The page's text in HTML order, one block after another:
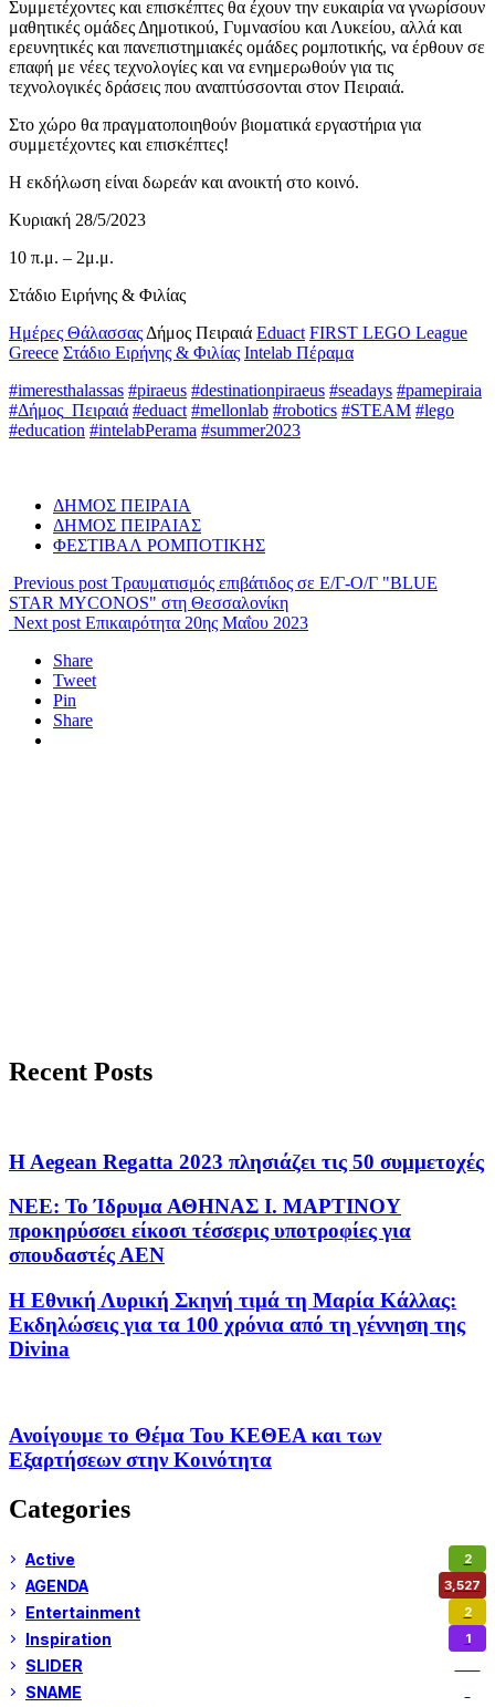
Συμμετέχοντες και επισκέπτες θα έχουν την ευκαιρία να γνωρίσουν
μαθητικές ομάδες Δημοτικού, Γυμνασίου και Λυκείου, αλλά και
ερευνητικές και πανεπιστημιακές ομάδες ρομποτικής, να έρθουν σε
επαφή με νέες τεχνολογίες και να ενημερωθούν για τις
τεχνολογικές δράσεις που αναπτύσσονται στον Πειραιά.
Στο χώρο θα πραγματοποιηθούν βιοματικά εργαστήρια για
συμμετέχοντες και επισκέπτες!
Η εκδήλωση είναι δωρεάν και ανοικτή στο κοινό.
Κυριακή 28/5/2023
10 π.μ. – 2μ.μ.
Στάδιο Ειρήνης & Φιλίας
Ημέρες ΘάλασσαςΔήμος Πειραιά Eduact FIRST LEGO League
Greece Στάδιο Ειρήνης & Φιλίας Intelab Πέραμα
#imeresthalassas #piraeus #destinationpiraeus #seadays #pamepiraia
#Δήμος_Πειραιά #eduact #mellonlab #robotics #STEAM #lego
#education #intelabPerama #summer2023
ΔΗΜΟΣ ΠΕΙΡΑΙΑ
ΔΗΜΟΣ ΠΕΙΡΑΙΑΣ
ΦΕΣΤΙΒΑΛ ΡΟΜΠΟΤΙΚΗΣ
Previous post Τραυματισμός επιβάτιδος σε Ε/Γ-Ο/Γ "BLUE
STAR MYCONOS" στη Θεσσαλονίκη
Next post Επικαιρότητα 20ης Μαΐου 2023
Share
Tweet
Pin
Share
Recent Posts
Η Αegean Regatta 2023 πλησιάζει τις 50 συμμετοχές
ΝΕΕ: Το Ίδρυμα ΑΘΗΝΑΣ Ι. ΜΑΡΤΙΝΟΥ
προκηρύσσει είκοσι τέσσερις υποτροφίες για
σπουδαστές ΑΕΝ
Η Εθνική Λυρική Σκηνή τιμά τη Μαρία Κάλλας:
Εκδηλώσεις για τα 100 χρόνια από τη γέννηση της
Divina
Ανοίγουμε το Θέμα Του ΚΕΘΕΑ και των
Εξαρτήσεων στην Κοινότητα
Categories
Active 2
AGENDA 3,527
Entertainment 2
Inspiration 1
SLIDER
SNAME